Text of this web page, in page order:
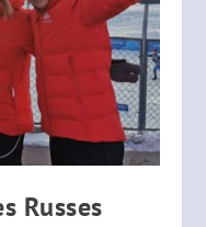
Russes